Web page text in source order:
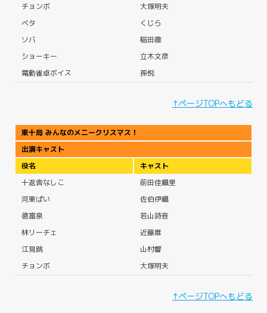
チョンボ
大塚明夫
ベタ
くじら
ソバ
稲田徹
ショーキー
立木文彦
電動雀卓ボイス
孫悦
↑ページTOPへもどる
東十局 みんなのメニークリスマス！
出演キャスト
役名
キャスト
十返舎なしこ
前田佳織里
河東ぱい
佐伯伊織
徳富泉
若山詩音
林リーチェ
近藤唯
江見跳
山村響
チョンボ
大塚明夫
↑ページTOPへもどる